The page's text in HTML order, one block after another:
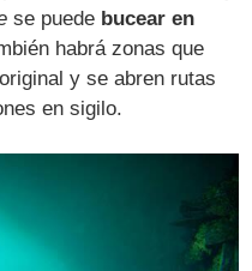
se puede bucear en
habrá zonas que
y se abren rutas
en sigilo.